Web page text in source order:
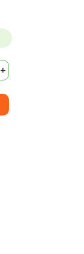
+